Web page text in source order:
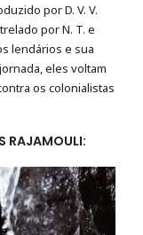
por D. V. V.
por N. T. e
lendários e sua
eles voltam
os colonialistas
RAJAMOULI: